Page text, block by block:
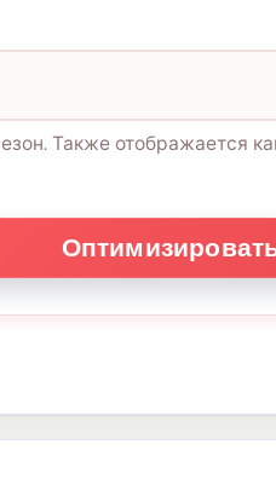
Также отображается